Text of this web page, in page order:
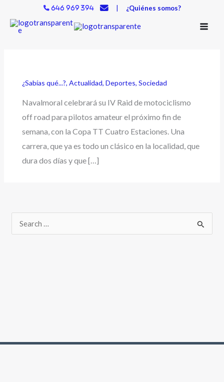
contenido
646 969 394 | ¿Quiénes somos?
¿Sabías qué...?,Actualidad,Deportes,Sociedad
Navalmoral celebrará su IV Raid de motociclismo
off road para pilotos amateur el próximo fin de
semana, con la Copa TT Cuatro Estaciones. Una
carrera, que ya es todo un clásico en la localidad, que
dura dos días y que […]